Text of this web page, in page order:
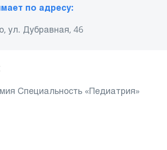
по адресу:
ул. Дубравная, 46
Специальность «Педиатрия»